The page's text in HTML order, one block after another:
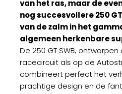
van het ras, maar de
nog succesvollere 250
van de zalm in het
algemeen herkenbare
De 250 GT SWB,
racecircuit als op de
combineert perfect het
prachtige design en de